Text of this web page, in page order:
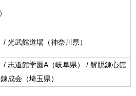
光武館道場（神奈川県）
/ 志道館学園A（岐阜県） / 解脱錬心舘
成会（埼玉県）